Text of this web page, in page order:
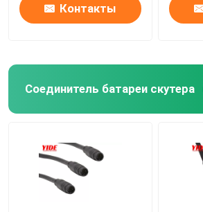
Контакты
Соединитель батареи скутера